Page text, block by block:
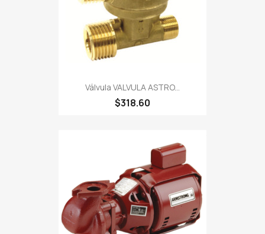
Válvula VALVULA ASTRO...
$318.60